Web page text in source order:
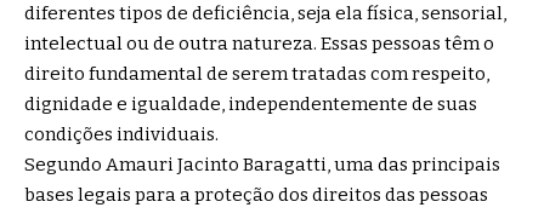
diferentes tipos de deficiência, seja ela física, sensorial,
intelectual ou de outra natureza. Essas pessoas têm o
direito fundamental de serem tratadas com respeito,
dignidade e igualdade, independentemente de suas
condições individuais.
Segundo Amauri Jacinto Baragatti, uma das principais
bases legais para a proteção dos direitos das pessoas